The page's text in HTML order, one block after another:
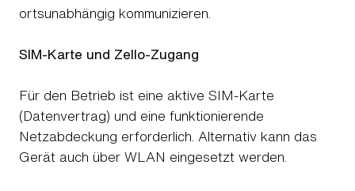
ortsunabhängig kommunizieren.
SIM-Karte und Zello-Zugang
Für den Betrieb ist eine aktive SIM-Karte
(Datenvertrag) und eine funktionierende
Netzabdeckung erforderlich. Alternativ kann das
Gerät auch über WLAN eingesetzt werden.